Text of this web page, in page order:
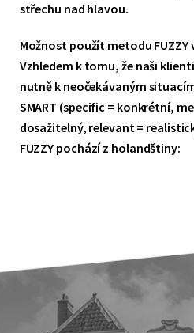
střechu nad hlavou.
Možnost použít metodu
Vzhledem k tomu, že naši
nutně k neočekávaným
SMART (specific = konkrétní,
dosažitelný, relevant =
FUZZY pochází z holandštiny: